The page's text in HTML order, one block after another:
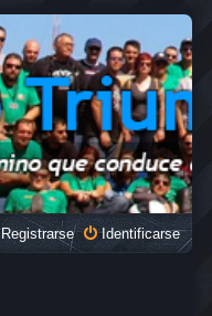
Identificarse
Registrarse